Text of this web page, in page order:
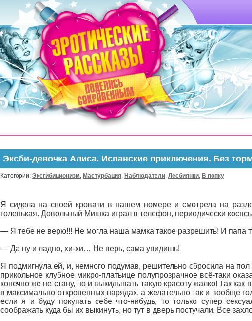
Эксби-девочка Алиса. Испанские приключения. Без
Категории: Эксгибиционизм, Мастурбация, Наблюдатели, Лесбиянки, В попку
Я сидела на своей кровати в нашем номере и смотрела на
голенькая. Довольный Мишка играл в телефон, периодически
— Я тебе не верю!!! Не могла наша мамка такое разрешить! И папа
— Да ну и ладно, хи-хи… Не верь, сама увидишь!
Я подмигнула ей, и, немного подумав, решительно сбросила на
прикольное клубное микро-платьице полупрозрачное всё-таки
конечно же не стану, но и выкидывать такую красоту жалко! Так
в максимально откровенных нарядах, а желательно так и вообще
если я и буду покупать себе что-нибудь, то только супер
соображать куда бы их выкинуть, но тут в дверь постучали. Все